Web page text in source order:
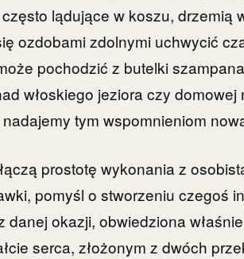
lądujące w koszu, drzemią
ozdobami zdolnymi uchwycić
pochodzić z butelki
włoskiego jeziora czy domowej
tym wspomnieniom
prostotę wykonania z
pomyśl o stworzeniu czegoś
danej okazji, obwiedziona
serca, złożonym z dwóch